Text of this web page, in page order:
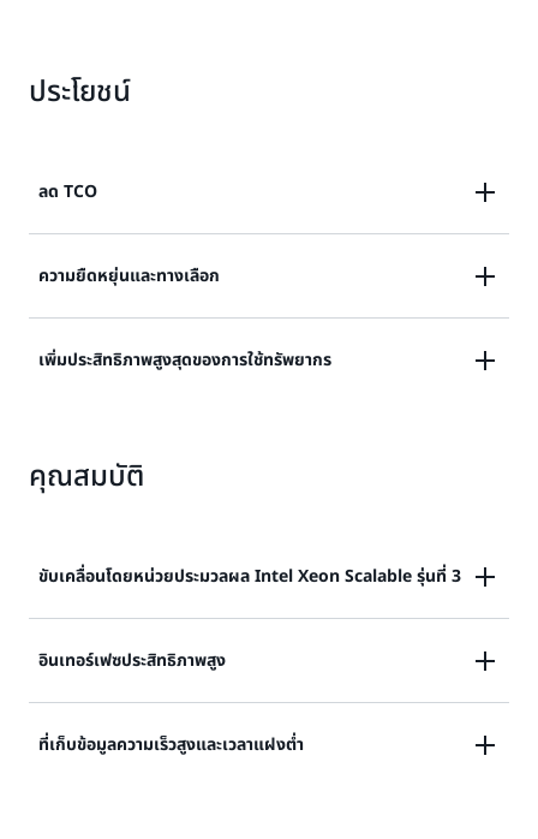
ประโยชน์
ลด TCO
อินสแตนซ์ C6i มอบประสิทธิภาพและความคุ้มค่ามากกว่า
256 GiB ที่คุณสามารถใช้เพื่อรวมเวิร์กโหลดในอินสแตนซ์ที่
ความยืดหยุ่นและทางเลือก
อินสแตนซ์ C6i เพิ่มการเลือกอินสแตนซ์ EC2 ที่กว้างที่สุด
ที่มีให้เพื่อรันเวิร์กโหลดที่ต้องใช้การคำนวณจำนวนมาก
เพิ่มประสิทธิภาพสูงสุดของการใช้ทรัพยากร
ประกอบไปด้วยฮาร์ดแวร์แบบเฉพาะและไฮเปอร์ไวเซอร์ที่ใช้
แตนซ์ของคุณในลักษณะใช้งานได้จริงเพื่อประสิทธิภาพและ
ความปลอดภัยโดยรวมที่ดียิ่งขึ้น
คุณสมบัติ
ขับเคลื่อนโดยหน่วยประมวลผล Intel Xeon Scalable รุ่นที่ 3
อินสแตนซ์ C6i ขับเคลื่อนโดยหน่วยประมวลผล Intel Xeon
แบบเปิดใช้งานตลอดเวลาโดยใช้ Intel Total Memory
อินเทอร์เฟซประสิทธิภาพสูง
อินสแตนซ์ C6in มีแบนวิดท์เครือข่ายสูงสุด 200 Gbps ซึ่ง
ที่เก็บข้อมูลความเร็วสูงและเวลาแฝงต่ำ